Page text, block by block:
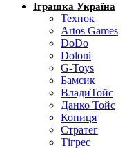
Іграшка Україна
Технок
Artos Games
DoDo
Doloni
G-Toys
Бамсик
ВладиТойс
Данко Тойс
Копиця
Стратег
Тігрес